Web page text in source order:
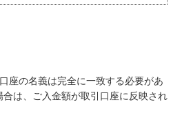
座の名義は完全に一致する必要があ
合は、ご入金額が取引口座に反映され